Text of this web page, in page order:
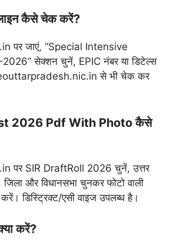
कैसे चेक करें?
पर जाएं, “Special Intensive
सेक्शन चुनें, EPIC नंबर या डिटेल्स
से भी चेक कर
2026 Pdf With Photo कैसे
पर SIR DraftRoll 2026 चुनें, उत्तर
और विधानसभा चुनकर फोटो वाली
डिस्ट्रिक्ट/एसी वाइज उपलब्ध है।
करें?